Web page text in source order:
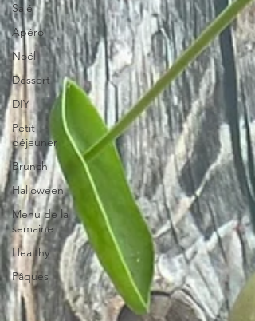
Salé
Apéro
Noël
Dessert
DIY
Petit
déjeuner
Brunch
Halloween
Menu de la
semaine
Healthy
Pâques